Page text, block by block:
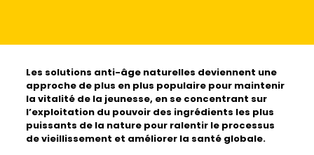
Les solutions anti-âge naturelles deviennent une
approche de plus en plus populaire pour maintenir
la vitalité de la jeunesse, en se concentrant sur
l’exploitation du pouvoir des ingrédients les plus
puissants de la nature pour ralentir le processus
de vieillissement et améliorer la santé globale.